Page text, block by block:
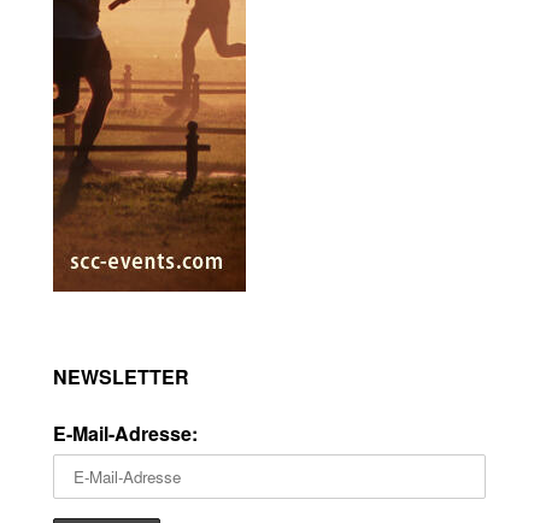
NEWSLETTER
E-Mail-Adresse: